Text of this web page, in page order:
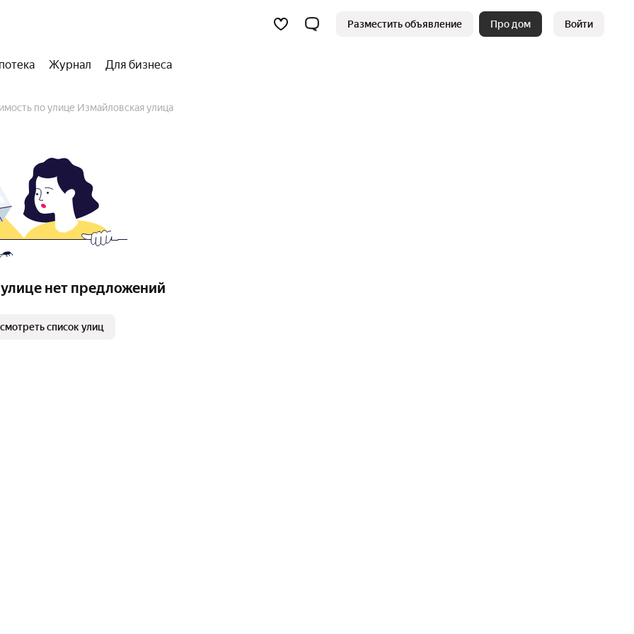
Разместить объявление Про дом Войти
Журнал Для бизнеса
по улице Измайловская улица
нет предложений
список улиц